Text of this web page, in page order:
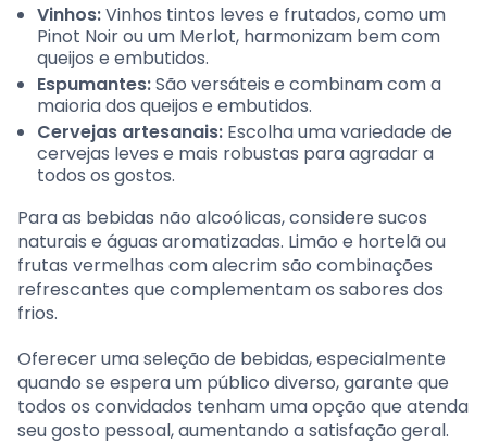
Vinhos:Vinhos tintos leves e frutados, como um
Pinot Noir ou um Merlot, harmonizam bem com
queijos e embutidos.
Espumantes:São versáteis e combinam com a
maioria dos queijos e embutidos.
Cervejas artesanais: Escolha uma variedade de
cervejas leves e mais robustas para agradar a
todos os gostos.
Para as bebidas não alcoólicas, considere sucos
naturais e águas aromatizadas. Limão e hortelã ou
frutas vermelhas com alecrim são combinações
refrescantes que complementam os sabores dos
frios.
Oferecer uma seleção de bebidas, especialmente
quando se espera um público diverso, garante que
todos os convidados tenham uma opção que atenda
seu gosto pessoal, aumentando a satisfação geral.